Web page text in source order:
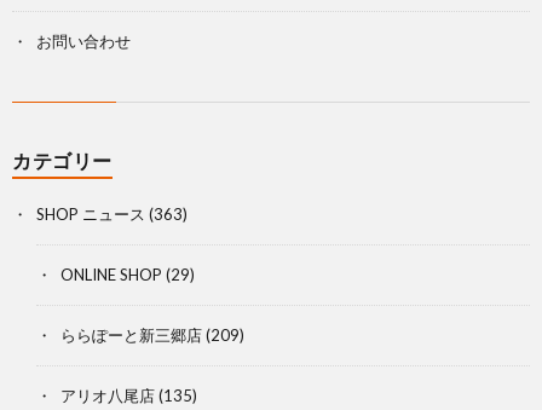
お問い合わせ
カテゴリー
SHOP ニュース (363)
ONLINE SHOP (29)
ららぽーと新三郷店(209)
アリオ八尾店(135)